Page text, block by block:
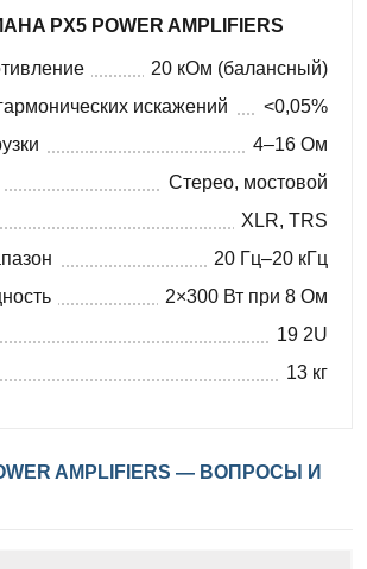
PX5 POWER AMPLIFIERS
20 кОм (балансный)
искажений
<0,05%
4–16 Ом
Стерео, мостовой
XLR, TRS
20 Гц–20 кГц
2×300 Вт при 8 Ом
19 2U
13 кг
AMPLIFIERS — ВОПРОСЫ И